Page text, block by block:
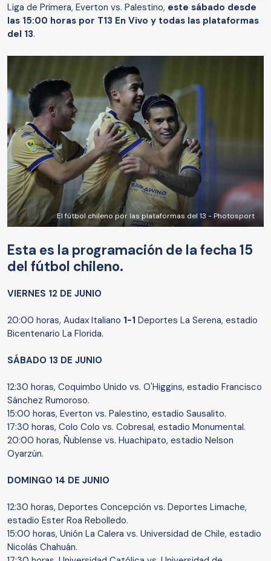
Liga de Primera, Everton vs. Palestino, este sábado desde
las 15:00 horas por T13 En Vivo y todas las plataformas
del 13.
El fútbol chileno por las plataformas del 13 - Photosport
Esta es la programación de la fecha 15
del fútbol chileno.
VIERNES 12 DE JUNIO
20:00 horas, Audax Italiano 1-1 Deportes La Serena, estadio
Bicentenario La Florida.
SÁBADO 13 DE JUNIO
12:30 horas, Coquimbo Unido vs. O'Higgins, estadio Francisco
Sánchez Rumoroso.
15:00 horas, Everton vs. Palestino, estadio Sausalito.
17:30 horas, Colo Colo vs. Cobresal, estadio Monumental.
20:00 horas, Ñublense vs. Huachipato, estadio Nelson
Oyarzún.
DOMINGO 14 DE JUNIO
12:30 horas, Deportes Concepción vs. Deportes Limache,
estadio Ester Roa Rebolledo.
15:00 horas, Unión La Calera vs. Universidad de Chile, estadio
Nicolás Chahuán.